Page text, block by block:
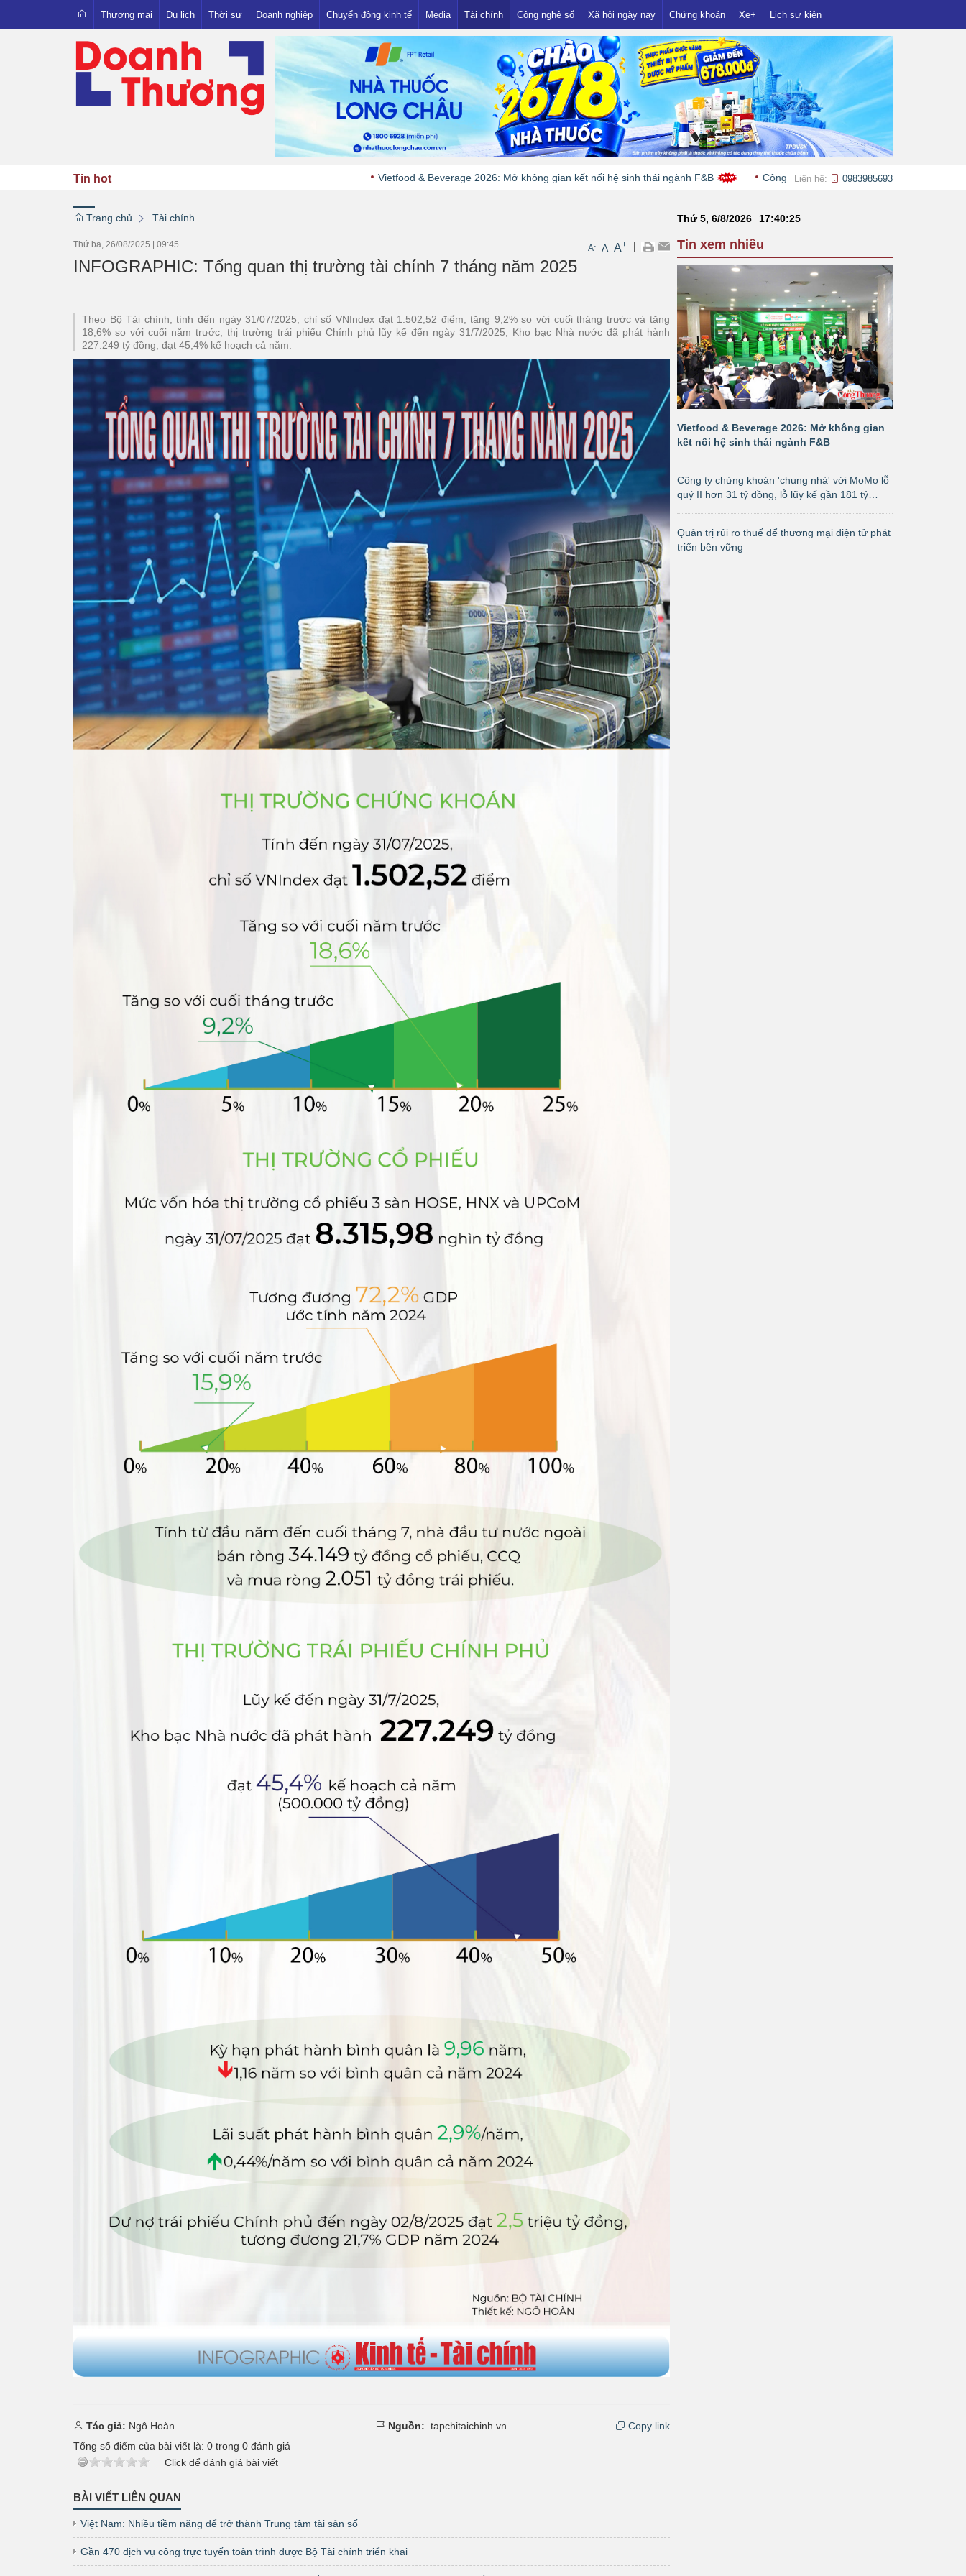
Thương mại
Xuất nhập khẩu
Người Việt - Hàng Việt
Du lịch Thời sự
Trong nước
Quốc tế
Doanh nghiệp Chuyển động kinh tế
Thị trường
Khuyến mại
Media Tài chính
Ngân hàng
Đầu tư
Tiền - Vàng
Công nghệ số Xã hội ngày nay
Showbiz
Chứng khoán Xe+ Lịch sự kiện
Tin hot Vietfood & Beverage 2026: Mở không gian kết nối hệ sinh thái ngành F&B Công ty chứng khoán 'chung nhà' với MoMo lỗ quý II
Liên hệ: 0983985693
Trang chủ Tài chính
Thứ ba, 26/08/2025 09:45 A- A A+ |
INFOGRAPHIC: Tổng quan thị trường tài chính 7 tháng năm 2025
Theo Bộ Tài chính, tính đến ngày 31/07/2025, chỉ số VNIndex đạt 1.502,52 điểm, tăng 9,2% so với cuối tháng trước và tăng
18,6% so với cuối năm trước; thị trường trái phiếu Chính phủ lũy kế đến ngày 31/7/2025, Kho bạc Nhà nước đã phát hành
227.249 tỷ đồng, đạt 45,4% kế hoạch cả năm.
Tác giả: Ngô Hoàn Nguồn: tapchitaichinh.vn
Copy link
Tổng số điểm của bài viết là: 0 trong 0 đánh giá
Click để đánh giá bài viết
BÀI VIẾT LIÊN QUAN
Việt Nam: Nhiều tiềm năng để trở thành Trung tâm tài sản số
Gần 470 dịch vụ công trực tuyến toàn trình được Bộ Tài chính triển khai
Thứ 5, 6/8/2026 17:40:26
Tin xem nhiều
Vietfood & Beverage 2026: Mở không gian
kết nối hệ sinh thái ngành F&B
Công ty chứng khoán 'chung nhà' với MoMo lỗ
quý II hơn 31 tỷ đồng, lỗ lũy kế gần 181 tỷ
Quản trị rủi ro thuế để thương mại điện tử phát
triển bền vững